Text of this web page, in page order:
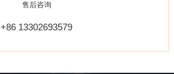
售后咨询
+86 13302693579